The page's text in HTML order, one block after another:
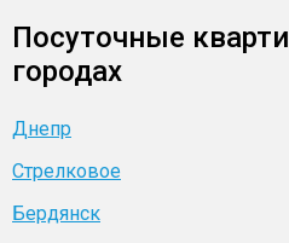
Посуточные
городах
Днепр
Стрелковое
Бердянск